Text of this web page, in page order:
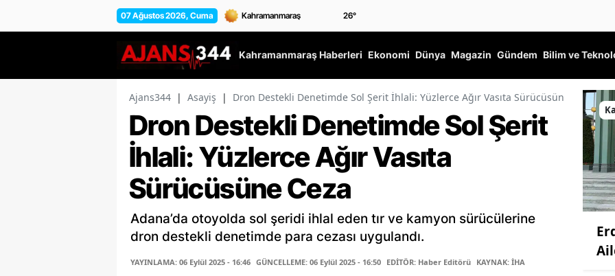
07 Ağustos 2026, Cuma 26°
Kahramanmaraş Haberleri Ekonomi Dünya Magazin Gündem Bilim ve
Ajans344 | Asayiş | Dron Destekli Denetimde Sol Şerit İhlali: Yüzlerce Ağır Vasıta Sürücüsüne Ceza
Dron Destekli Denetimde Sol Şerit
İhlali: Yüzlerce Ağır Vasıta
Sürücüsüne Ceza
Adana’da otoyolda sol şeridi ihlal eden tır ve kamyon sürücülerine
dron destekli denetimde para cezası uygulandı.
YAYINLAMA: 06 Eylül 2025 - 16:46 GÜNCELLEME: 06 Eylül 2025 - 16:50 EDİTÖR: Haber Editörü KAYNAK: İHA